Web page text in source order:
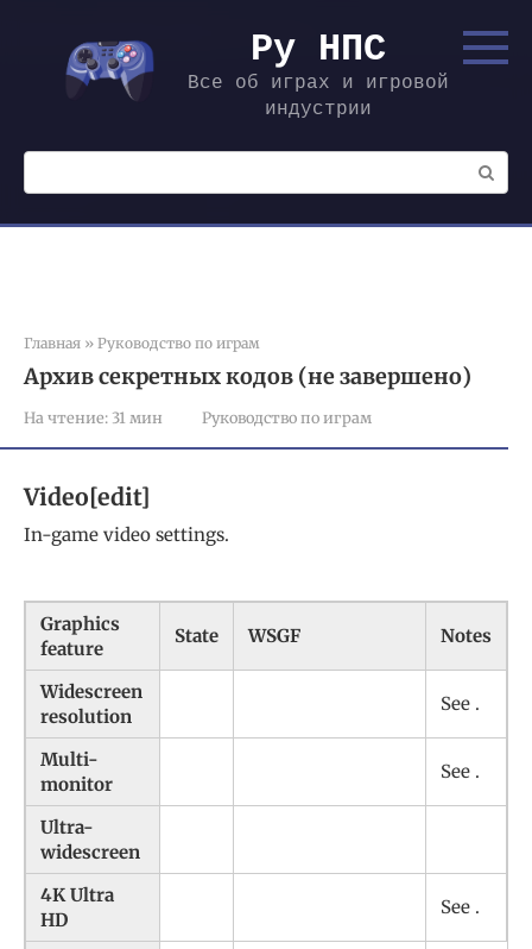
контенту
Ру НПС
Все об играх и игровой
индустрии
Поиск:
Главная » Руководство по играм
Архив секретных кодов (не завершено)
На чтение: 31 мин Руководство по играм
Video[edit]
In-game video settings.
Graphics
feature
State WSGF Notes
Widescreen
resolution
See .
Multi-
monitor
See .
Ultra-
widescreen
4K Ultra
HD
See .